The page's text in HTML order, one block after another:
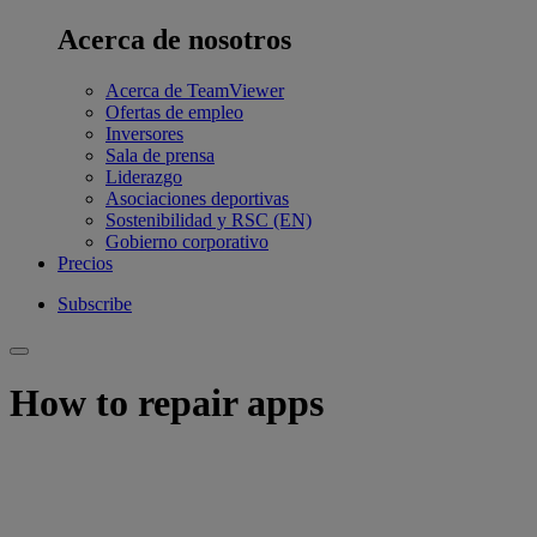
Acerca de nosotros
Acerca de TeamViewer
Ofertas de empleo
Inversores
Sala de prensa
Liderazgo
Asociaciones deportivas
Sostenibilidad y RSC (EN)
Gobierno corporativo
Precios
Subscribe
How to repair apps